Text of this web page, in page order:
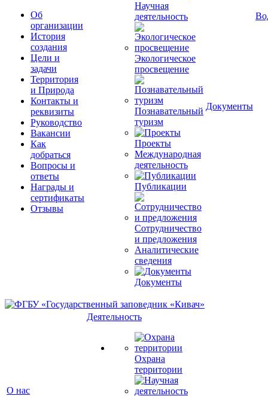
Об
организации
История
создания
Цели и
задачи
Территория
и Природа
Контакты и
реквизиты
Руководство
Вакансии
Как
добраться
Вопросы и
ответы
Награды и
сертификаты
Отзывы
Научная
деятельность
Экологическое
просвещение
Познавательный
туризм
Проекты
Международная
деятельность
Публикации
Сотрудничество
и предложения
Аналитические
сведения
Документы
Документы
О нас
Деятельность
Охрана
территории